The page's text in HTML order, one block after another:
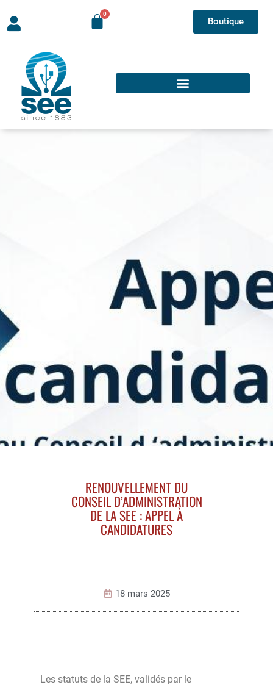
Boutique
RENOUVELLEMENT DU
CONSEIL D’ADMINISTRATION
DE LA SEE : APPEL À
CANDIDATURES
18 mars 2025
Les statuts de la SEE, validés par le